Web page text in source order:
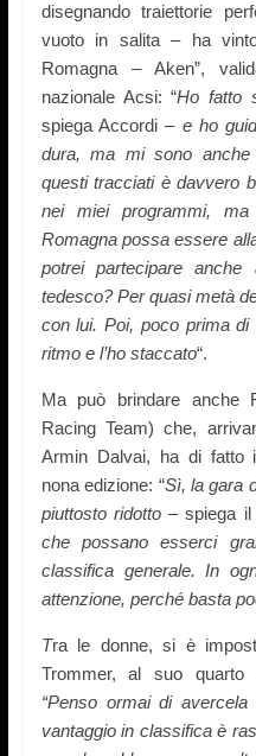
disegnando traiettorie
vuoto in salita – ha
Romagna – Aken”,
nazionale Acsi: “Ho fatto
spiega Accordi – e ho
dura, ma mi sono anche
questi tracciati è davvero
nei miei programmi,
Romagna possa essere
potrei partecipare
tedesco? Per quasi metà
con lui. Poi, poco prima
ritmo e l’ho staccato“.
Ma può brindare anche
Racing Team) che,
Armin Dalvai, ha di fatto
nona edizione: “Sì, la gara
piuttosto ridotto – spiega
che possano esserci
classifica generale. In
attenzione, perché basta
Tra le donne, si è
Trommer, al suo quarto
“Penso ormai di
vantaggio in classifica è